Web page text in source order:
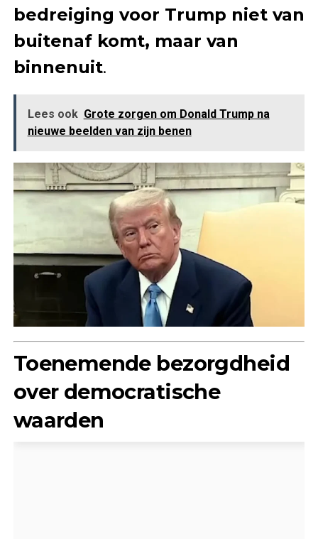
bedreiging voor Trump niet van
buitenaf komt, maar van
binnenuit.
Lees ook Grote zorgen om Donald Trump na
nieuwe beelden van zijn benen
Toenemende bezorgdheid
over democratische
waarden